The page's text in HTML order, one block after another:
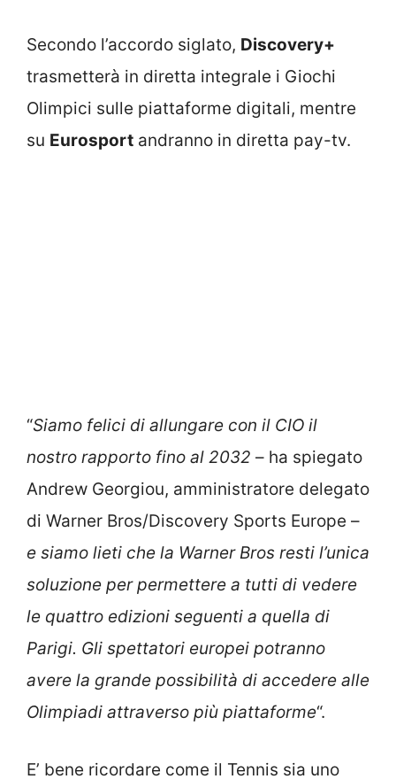
Secondo l’accordo siglato, Discovery+
trasmetterà in diretta integrale i Giochi
Olimpici sulle piattaforme digitali, mentre
su Eurosport andranno in diretta pay-tv.
“Siamo felici di allungare con il CIO il
nostro rapporto fino al 2032 – ha spiegato
Andrew Georgiou, amministratore delegato
di Warner Bros/Discovery Sports Europe –
e siamo lieti che la Warner Bros resti l’unica
soluzione per permettere a tutti di vedere
le quattro edizioni seguenti a quella di
Parigi. Gli spettatori europei potranno
avere la grande possibilità di accedere alle
Olimpiadi attraverso più piattaforme“.
E’ bene ricordare come il Tennis sia uno